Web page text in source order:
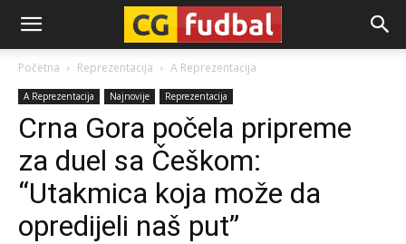
CG-
Fudbal
Početna Reprezentacija A Reprezentacija
A Reprezentacija Najnovije Reprezentacija
Crna Gora počela pripreme
za duel sa Češkom:
“Utakmica koja može da
opredijeli naš put”